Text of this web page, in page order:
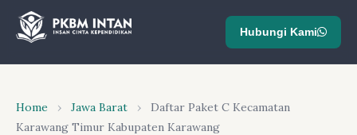
Hubungi Kami
Home › Jawa Barat ›
Daftar Paket C Kecamatan
Karawang Timur Kabupaten Karawang